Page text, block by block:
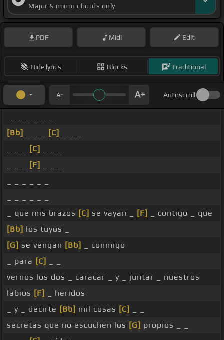
Major & minor chords only
PDF Midi Edit
Hide lyrics Blocks Traditional
Autoscroll
[Bb]
[C]
[C]
[F]
_ que mis brazos [C] se vayan _ [F]
_ contigo _ que
[Bb] los tuyos _
[G] se vengan [Bb]
_ conmigo
_ para [C]
vernos los dos _ caracar _ y _ juntar _ nuestros
labios [F]
_ heridos
_ y _ decirte [Bb] mil cosas [C]
secretas que no escuchen los [G] propios _ _